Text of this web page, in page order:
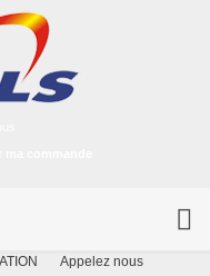
Appelez nous